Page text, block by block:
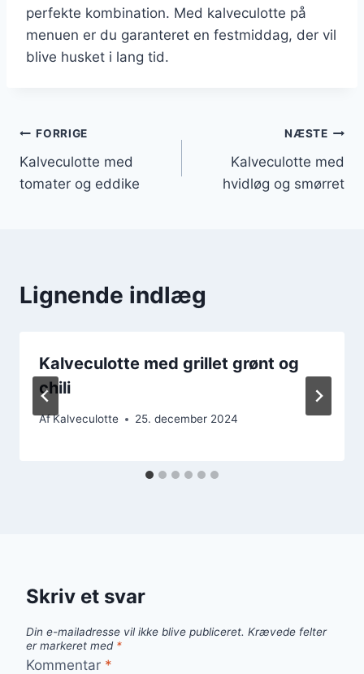
perfekte kombination. Med kalveculotte på
menuen er du garanteret en festmiddag, der vil
blive husket i lang tid.
Indlægsnavigation
FORRIGE
Kalveculotte med
tomater og eddike
NÆSTE
Kalveculotte med
hvidløg og smørret
Lignende indlæg
Kalveculotte med grillet grønt og
chili
AfKalveculotte 25. december 2024
Skriv et svar
Din e-mailadresse vil ikke blive publiceret. Krævede felter
er markeret med *
Kommentar *